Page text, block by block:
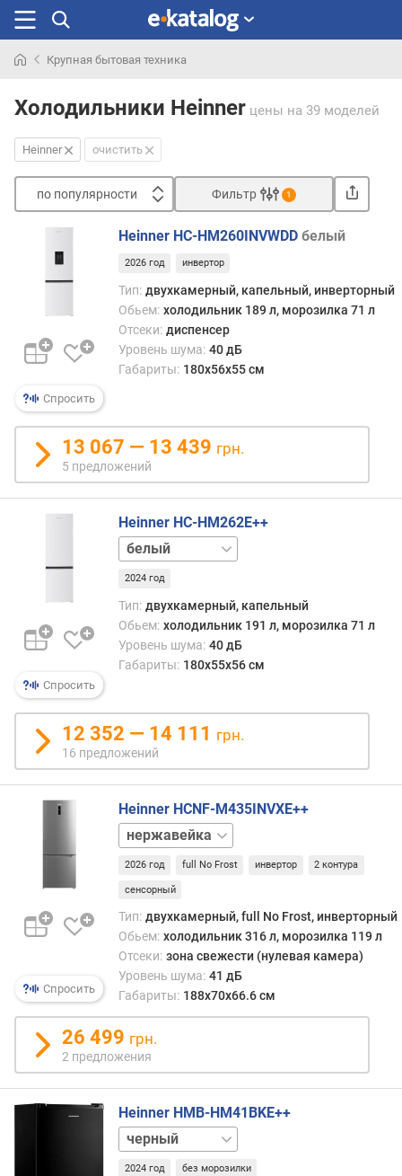
раньше
Крупная бытовая техника
Холодильники Heinner цены на 39 моделей
Heinner очистить
по популярности
п
у
л
р
н
с
д
ш
е
в
х
к
д
о
р
о
т
о
г
и
х
к
д
е
Фильтр 1
Спросить
Heinner HC-HM260INVWDD белый
2026 год инвертор
Тип: двухкамерный, капельный, инверторный
Обьем: холодильник 189 л, морозилка 71 л
Отсеки: диспенсер
Уровень шума: 40 дБ
Габариты: 180х56х55 см
13 067 — 13 439 грн.
5 предложений
Спросить
Heinner HC-HM262E++
серебристый
черный
2024 год
Тип: двухкамерный, капельный
Обьем: холодильник 191 л, морозилка 71 л
Уровень шума: 40 дБ
Габариты: 180х55х56 см
12 352 — 14 111 грн.
16 предложений
Спросить
Heinner HCNF-M435INVXE++
белый
2026 год full No Frost инвертор 2 контура
сенсорный
Тип: двухкамерный, full No Frost, инверторный
Обьем: холодильник 316 л, морозилка 119 л
Отсеки: зона свежести (нулевая камера)
Уровень шума: 41 дБ
Габариты: 188х70х66.6 см
26 499 грн.
2 предложения
Heinner HMB-HM41BKE++
белый
серебристый
2024 год без морозилки